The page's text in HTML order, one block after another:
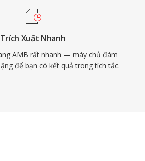
Trích Xuất Nhanh
AMB rất nhanh — máy chủ đám
để bạn có kết quả trong tích tắc.